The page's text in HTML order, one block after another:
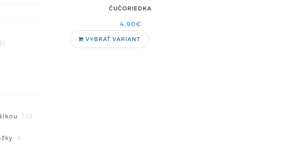
21
132
8
ČUČORIEDKA
4,90€
VYBRAŤ VARIANT